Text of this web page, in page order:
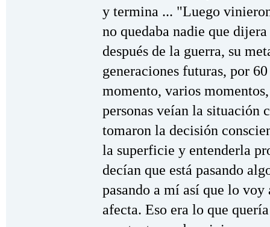
y termina ... "Luego
no quedaba nadie que
después de la guerra, su
generaciones futuras, por
momento, varios
personas veían la situación
tomaron la decisión
la superficie y entenderla
decían que está pasando
pasando a mí así que lo
afecta. Eso era lo que